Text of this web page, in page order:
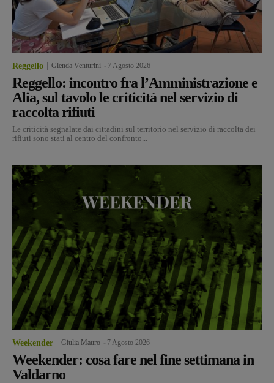
Reggello Glenda Venturini 7 Agosto 2026
Reggello: incontro fra l’Amministrazione e
Alia, sul tavolo le criticità nel servizio di
raccolta rifiuti
Le criticità segnalate dai cittadini sul territorio nel servizio di raccolta dei
rifiuti sono stati al centro del confronto...
Weekender Giulia Mauro 7 Agosto 2026
Weekender: cosa fare nel fine settimana in
Valdarno